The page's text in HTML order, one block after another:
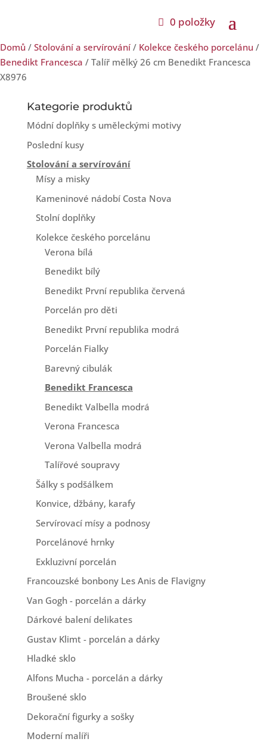
0 položky
Domů / Stolování a servírování / Kolekce českého porcelánu /
Benedikt Francesca / Talíř mělký 26 cm Benedikt Francesca
X8976
Kategorie produktů
Módní doplňky s uměleckými motivy
Poslední kusy
Stolování a servírování
Mísy a misky
Kameninové nádobí Costa Nova
Stolní doplňky
Kolekce českého porcelánu
Verona bílá
Benedikt bílý
Benedikt První republika červená
Porcelán pro děti
Benedikt První republika modrá
Porcelán Fialky
Barevný cibulák
Benedikt Francesca
Benedikt Valbella modrá
Verona Francesca
Verona Valbella modrá
Talířové soupravy
Šálky s podšálkem
Konvice, džbány, karafy
Servírovací mísy a podnosy
Porcelánové hrnky
Exkluzivní porcelán
Francouzské bonbony Les Anis de Flavigny
Van Gogh - porcelán a dárky
Dárkové balení delikates
Gustav Klimt - porcelán a dárky
Hladké sklo
Alfons Mucha - porcelán a dárky
Broušené sklo
Dekorační figurky a sošky
Moderní malíři